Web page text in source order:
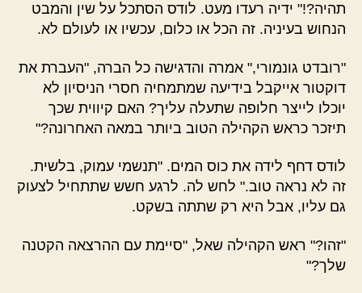
תהיה?!" ידיה רעדו מעט. לודס הסתכל על שין והמבט
הנחוש בעיניה. זה הכל או כלום, עכשיו או לעולם לא.
"רובדט גונמורי," אמרה והדגישה כל הברה, "העברת את
דוקטור אייקבל בידיעה שמתמחיה חסרי הניסיון לא
יוכלו לייצר חלופה שתעלה עליך? האם קיווית שכך
תיזכר כראש הקהילה הטוב ביותר במאה האחרונה?"
לודס דחף לידה את כוס המים. "תנשמי עמוק, בלשית.
זה לא נראה טוב." לחש לה. לרגע חשש שתתחיל לצעוק
גם עליו, אבל היא רק שתתה בשקט.
"זהו?" ראש הקהילה שאל, "סיימת עם ההרצאה הקטנה
שלך?"